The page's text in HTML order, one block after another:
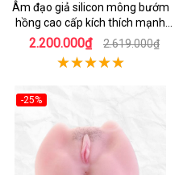
Âm đạo giả silicon mông bướm
hồng cao cấp kích thích mạnh
mẽ
2.200.000₫ 2.619.000₫
-25%